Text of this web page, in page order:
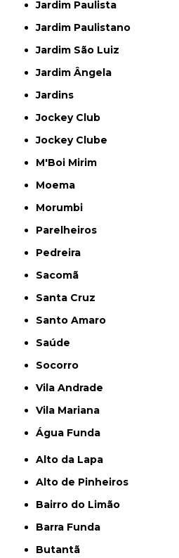
Jardim Paulista
Jardim Paulistano
Jardim São Luiz
Jardim Ângela
Jardins
Jockey Club
Jockey Clube
M'Boi Mirim
Moema
Morumbi
Parelheiros
Pedreira
Sacomã
Santa Cruz
Santo Amaro
Saúde
Socorro
Vila Andrade
Vila Mariana
Água Funda
Alto da Lapa
Alto de Pinheiros
Bairro do Limão
Barra Funda
Butantã